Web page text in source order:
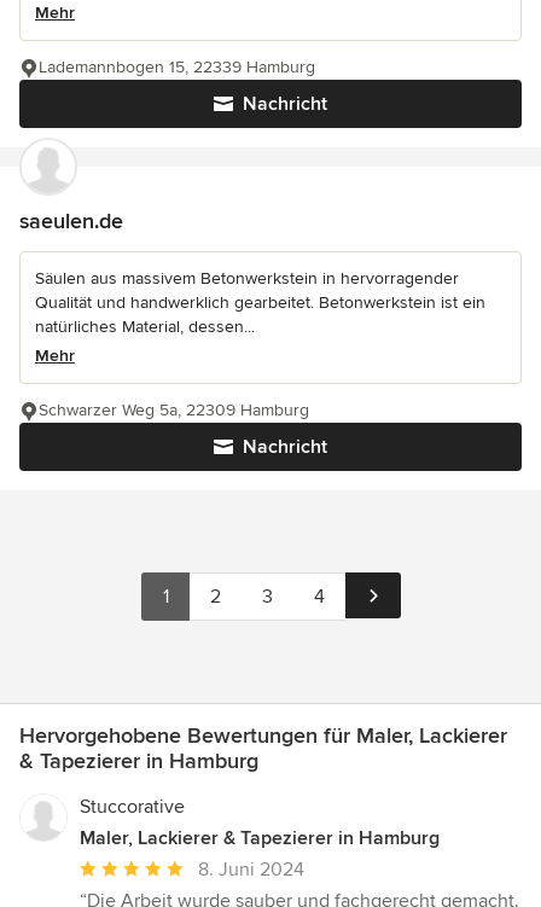
Mehr
Nachricht
Lademannbogen 15, 22339 Hamburg
saeulen.de
Säulen aus massivem Betonwerkstein in hervorragender
Qualität und handwerklich gearbeitet. Betonwerkstein ist ein
natürliches Material, dessen...
Mehr
Nachricht
Schwarzer Weg 5a, 22309 Hamburg
1 2 3 4
Hervorgehobene Bewertungen für Maler, Lackierer
& Tapezierer in Hamburg
Stuccorative
Maler, Lackierer & Tapezierer in Hamburg
Durchschnittliche
Bewertung:
8. Juni 2024
“Die Arbeit wurde sauber und fachgerecht gemacht.